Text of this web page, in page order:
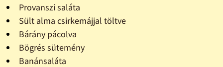
Provanszi saláta
Sült alma csirkemájjal töltve
Bárány pácolva
Bögrés sütemény
Banánsaláta